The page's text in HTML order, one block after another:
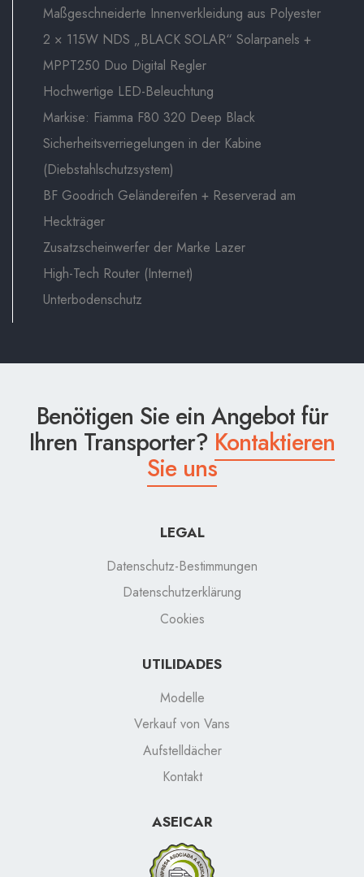
Maßgeschneiderte Innenverkleidung aus Polyester
2 × 115W NDS „BLACK SOLAR“ Solarpanels +
MPPT250 Duo Digital Regler
Hochwertige LED-Beleuchtung
Markise: Fiamma F80 320 Deep Black
Sicherheitsverriegelungen in der Kabine
(Diebstahlschutzsystem)
BF Goodrich Geländereifen + Reserverad am
Heckträger
Zusatzscheinwerfer der Marke Lazer
High-Tech Router (Internet)
Unterbodenschutz
Benötigen Sie ein Angebot für
Ihren Transporter? Kontaktieren
Sie uns
LEGAL
Datenschutz-Bestimmungen
Datenschutzerklärung
Cookies
UTILIDADES
Modelle
Verkauf von Vans
Aufstelldächer
Kontakt
ASEICAR